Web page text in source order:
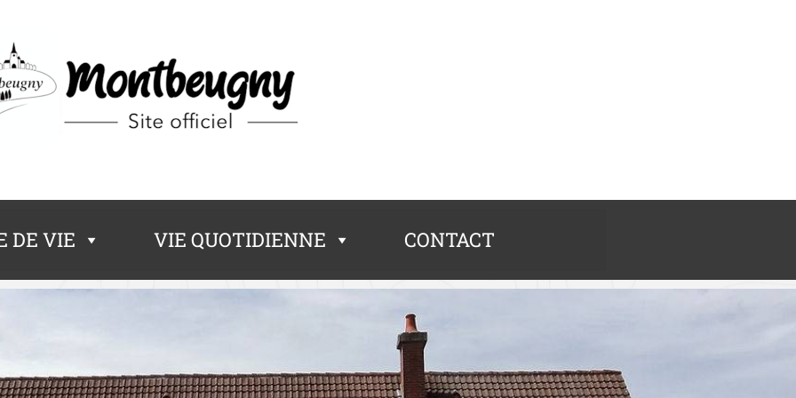
DE VIE VIE QUOTIDIENNE CONTACT